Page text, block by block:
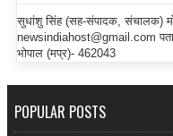
सुधांशु सिंह (सह-संपादक, संचालक)
newsindiahost@gmail.com
भोपाल (मप्र)- 462043
POPULAR POSTS